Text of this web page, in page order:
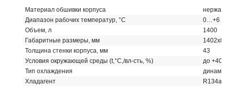
Материал обшивки корпуса
Диапазон рабочих температур, °C
0…+6
Объем, л
1400
Габаритные размеры, мм
Толщина стенки корпуса, мм
43
Условия окружающей среды (t,°C,/вл-сть, %)
до +40/
Тип охлаждения
Хладагент
R134a